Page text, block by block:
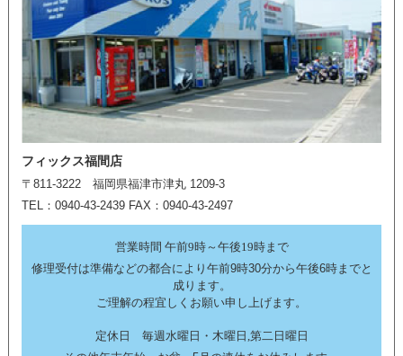
フィックス福間店
〒811-3222 福岡県福津市津丸 1209-3
TEL：0940-43-2439 FAX：0940-43-2497
営業時間 午前9時～午後19時まで
修理受付は準備などの都合により午前9時30分から午後6時までと
成ります。
ご理解の程宜しくお願い申し上げます。
定休日 毎週水曜日・木曜日,第二日曜日